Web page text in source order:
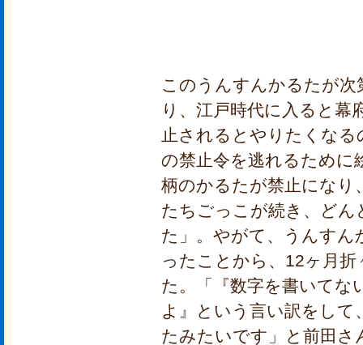
このうんすんかるたが
り、江戸時代に入ると幕
止されるとやりたくな
の禁止令を逃れるために
柄のかるたが禁止にな
たちごっこが続き、ど
た」。やがて、うんすん
ったことから、12ヶ月
た。「『数字を書いてな
よ』という言い訳をし
たみたいです」と前田